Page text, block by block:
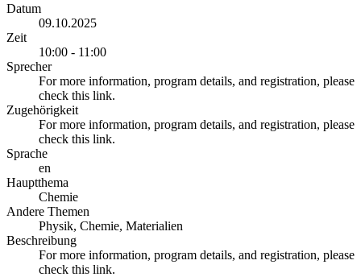
Datum
09.10.2025
Zeit
10:00 - 11:00
Sprecher
For more information, program details, and registration, please
check this link.
Zugehörigkeit
For more information, program details, and registration, please
check this link.
Sprache
en
Hauptthema
Chemie
Andere Themen
Physik, Chemie, Materialien
Beschreibung
For more information, program details, and registration, please
check this link.